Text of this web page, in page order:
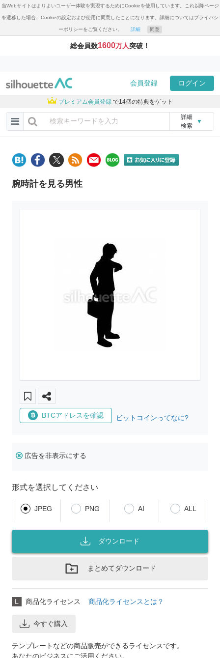
当Webサイトはよりよいユーザー体験を実現するためにCookieを使用しています。これ以降ページ
を遷移した場合、Cookieの設定および使用に同意したことになります。詳細についてはプライバシ
ーポリシーをご覧ください。 詳細 同意
総会員数1600万人突破！
会員登録 ログイン
プレミアム会員登録 で14個の特典をゲット
詳細
検索
▼
腕時計を見る男性
BTCアドレスを確認 ビットコインってなに?
広告を非表示にする
形式を選択してください
JPEG PNG AI ALL
ダウンロード
まとめてダウンロード
L 商品化ライセンス 商品化ライセンスとは？
今すぐ購入
テンプレートなどの商品販売ができるライセンスです。
あなたのビジネスにご活用ください。